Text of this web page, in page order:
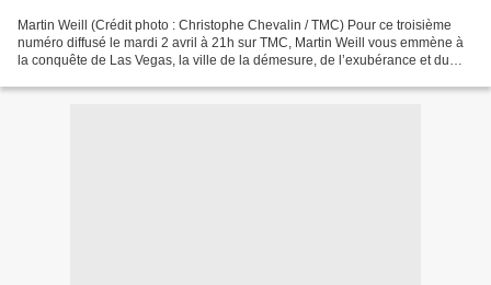
Martin Weill (Crédit photo : Christophe Chevalin / TMC) Pour ce troisième
numéro diffusé le mardi 2 avril à 21h sur TMC, Martin Weill vous emmène à
la conquête de Las Vegas, la ville de la démesure, de l’exubérance et du